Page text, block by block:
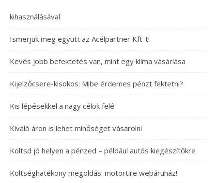
kihasználásával
Ismerjük meg együtt az Acélpartner Kft-t!
Kevés jobb befektetés van, mint egy klíma vásárlása
Kijelzőcsere-kisokos: Mibe érdemes pénzt fektetni?
Kis lépésekkel a nagy célok felé
Kiváló áron is lehet minőséget vásárolni
Költsd jó helyen a pénzed – például autós kiegészítőkre
Költséghatékony megoldás: motortire webáruház!